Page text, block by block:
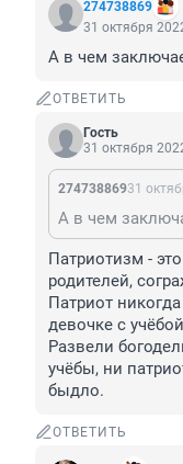
274738869
31 октября
А в чем
ОТВЕТИТЬ
Гость
31 октября
27473886931
А в чем
Патриотизм -
родителей,
Патриот
девочке с
Развели
учёбы, ни
быдло.
ОТВЕТИТЬ